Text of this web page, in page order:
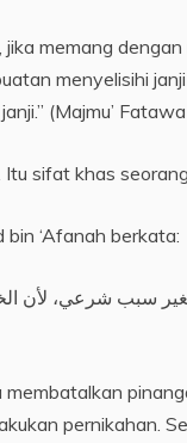
jika memang
(Majmu’
sifat khas
bin ‘Afanah berkata:
سبب شرعي، لأن
pernikahan.